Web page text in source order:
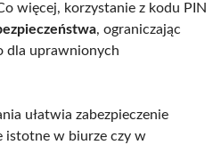
więcej, korzystanie z kodu PIN
, ograniczając
dla uprawnionych
ułatwia zabezpieczenie
istotne w biurze czy w